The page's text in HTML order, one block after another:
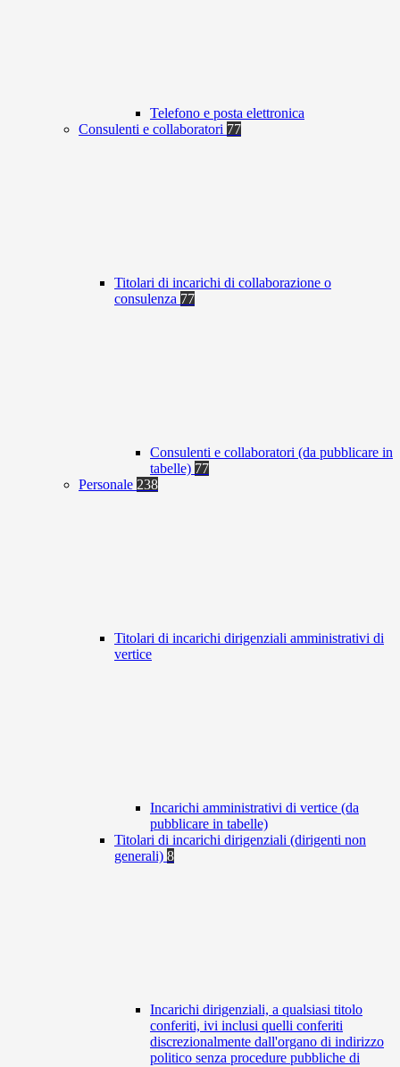
Telefono e posta elettronica
Consulenti e collaboratori 77
Titolari di incarichi di collaborazione o
consulenza 77
Consulenti e collaboratori (da pubblicare in
tabelle) 77
Personale 238
Titolari di incarichi dirigenziali amministrativi di
vertice
Incarichi amministrativi di vertice (da
pubblicare in tabelle)
Titolari di incarichi dirigenziali (dirigenti non
generali) 8
Incarichi dirigenziali, a qualsiasi titolo
conferiti, ivi inclusi quelli conferiti
discrezionalmente dall'organo di indirizzo
politico senza procedure pubbliche di